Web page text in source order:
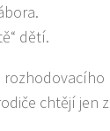
dětí.
chtějí jen